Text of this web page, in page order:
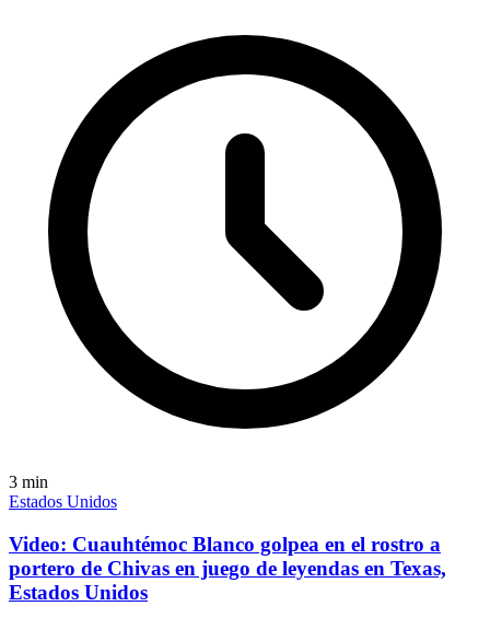
3 min
Estados Unidos
Video: Cuauhtémoc Blanco golpea en el rostro a
portero de Chivas en juego de leyendas en Texas,
Estados Unidos